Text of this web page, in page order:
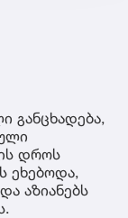
განცხადება,
დროს
ეხებოდა,
აზიანებს